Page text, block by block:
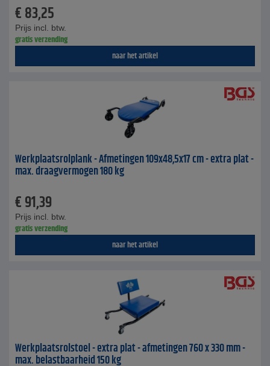
€83,25
Prijs incl. btw.
gratis verzending
naar het artikel
Werkplaatsrolplank - Afmetingen 109x48,5x17 cm - extra plat -
max. draagvermogen 180 kg
€91,39
Prijs incl. btw.
gratis verzending
naar het artikel
Werkplaatsrolstoel - extra plat - afmetingen 760 x 330 mm -
max. belastbaarheid 150 kg